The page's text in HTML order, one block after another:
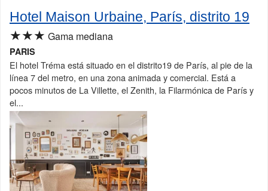
Hotel Maison Urbaine, París, distrito 19
★★★ Gama mediana
PARIS
El hotel Tréma está situado en el distrito19 de París, al pie de la
línea 7 del metro, en una zona animada y comercial. Está a
pocos minutos de La Villette, el Zenith, la Filarmónica de París y
el...